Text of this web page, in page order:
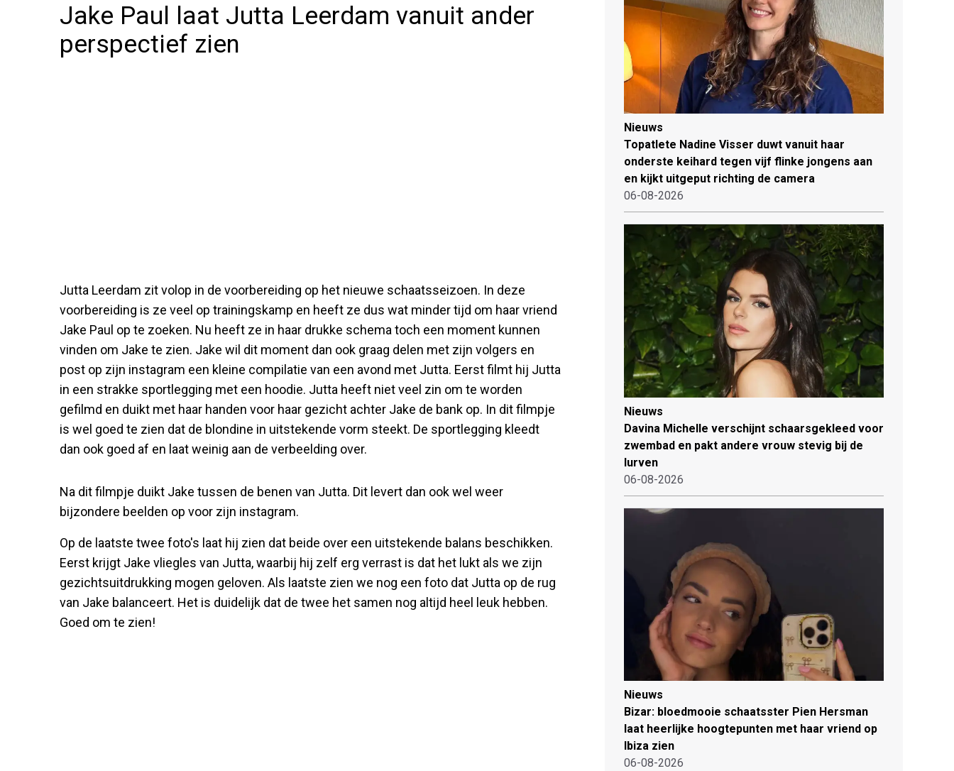
Jake Paul laat Jutta Leerdam vanuit ander
perspectief zien
Jutta Leerdam zit volop in de voorbereiding op het nieuwe schaatsseizoen. In deze
voorbereiding is ze veel op trainingskamp en heeft ze dus wat minder tijd om haar vriend
Jake Paul op te zoeken. Nu heeft ze in haar drukke schema toch een moment kunnen
vinden om Jake te zien. Jake wil dit moment dan ook graag delen met zijn volgers en
post op zijn instagram een kleine compilatie van een avond met Jutta. Eerst filmt hij Jutta
in een strakke sportlegging met een hoodie. Jutta heeft niet veel zin om te worden
gefilmd en duikt met haar handen voor haar gezicht achter Jake de bank op. In dit filmpje
is wel goed te zien dat de blondine in uitstekende vorm steekt. De sportlegging kleedt
dan ook goed af en laat weinig aan de verbeelding over.
Na dit filmpje duikt Jake tussen de benen van Jutta. Dit levert dan ook wel weer
bijzondere beelden op voor zijn instagram.
Op de laatste twee foto's laat hij zien dat beide over een uitstekende balans beschikken.
Eerst krijgt Jake vliegles van Jutta, waarbij hij zelf erg verrast is dat het lukt als we zijn
gezichtsuitdrukking mogen geloven. Als laatste zien we nog een foto dat Jutta op de rug
van Jake balanceert. Het is duidelijk dat de twee het samen nog altijd heel leuk hebben.
Goed om te zien!
Nieuws
Topatlete Nadine Visser duwt vanuit haar
onderste keihard tegen vijf flinke jongens aan
en kijkt uitgeput richting de camera
06-08-2026
Nieuws
Davina Michelle verschijnt schaarsgekleed voor
zwembad en pakt andere vrouw stevig bij de
lurven
06-08-2026
Nieuws
Bizar: bloedmooie schaatsster Pien Hersman
laat heerlijke hoogtepunten met haar vriend op
Ibiza zien
06-08-2026